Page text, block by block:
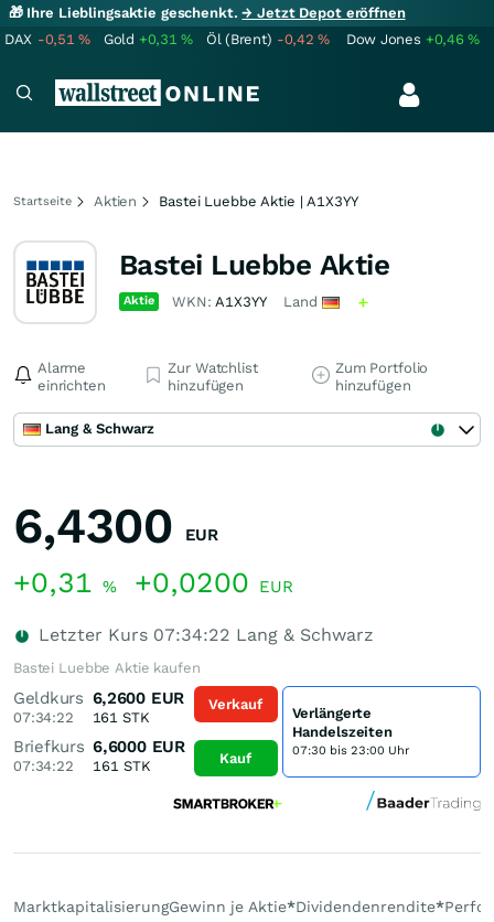
🎁 Ihre Lieblingsaktie geschenkt.→ Jetzt Depot eröffnen
DAX -0,51% Gold +0,31% Öl (Brent) -0,42% Dow Jones +0,46%
Startseite Aktien Bastei Luebbe Aktie | A1X3YY
Bastei Luebbe Aktie
Aktie WKN:A1X3YY Land
Alarme
einrichten
Zur Watchlist
hinzufügen
Zum Portfolio
hinzufügen
Lang & Schwarz
6,4300 EUR
+0,31 % +0,0200 EUR
Letzter Kurs 07:34:22 Lang & Schwarz
Bastei Luebbe Aktie kaufen
Geldkurs
07:34:22
6,2600 EUR
161 STK
Briefkurs
07:34:22
6,6000 EUR
161 STK
Verkauf
Kauf
Verlängerte
Handelszeiten
07:30 bis 23:00 Uhr
MarktkapitalisierungGewinn je Aktie*Dividendenrendite*